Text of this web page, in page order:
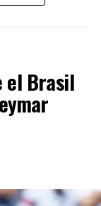
el Brasil